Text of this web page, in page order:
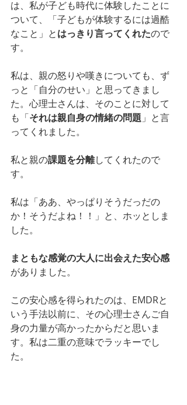
は、私が子ども時代に体験したことに
ついて、「子どもが体験するには過酷
なこと」とはっきり言ってくれたので
す。
私は、親の怒りや嘆きについても、ず
っと「自分のせい」と思ってきまし
た。心理士さんは、そのことに対して
も「それは親自身の情緒の問題 」と言
ってくれました。
私と親の課題を分離してくれたので
す。
私は「ああ、やっぱりそうだっだの
か！そうだよね！！」と、ホッとしま
した。
まともな感覚の大人に出会えた安心感
がありました。
この安心感を得られたのは、EMDRと
いう手法以前に、その心理士さんご自
身の力量が高かったからだと思いま
す。私は二重の意味でラッキーでし
た。